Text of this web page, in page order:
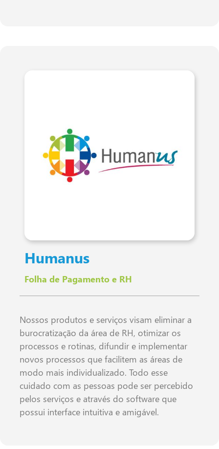
Humanus
Folha de Pagamento e RH
Nossos produtos e serviços visam eliminar a
burocratização da área de RH, otimizar os
processos e rotinas, difundir e implementar
novos processos que facilitem as áreas de
modo mais individualizado. Todo esse
cuidado com as pessoas pode ser percebido
pelos serviços e através do software que
possui interface intuitiva e amigável.